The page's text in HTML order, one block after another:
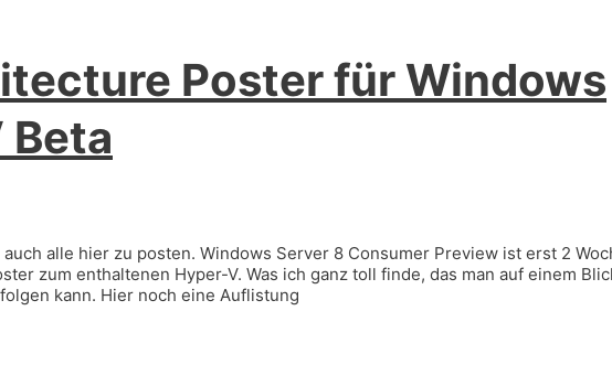
Poster für Windows
Beta
alle hier zu posten. Windows Server 8 Consumer Preview ist erst 2
zum enthaltenen Hyper-V. Was ich ganz toll finde, das man auf einem
kann. Hier noch eine Auflistung